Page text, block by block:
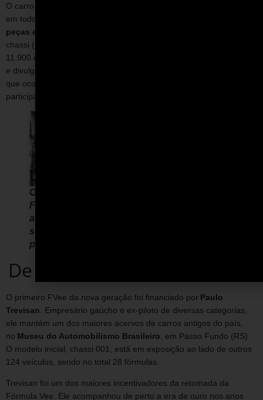
O carro seguiu o mesmo princípio que deu origem à Fórmula Vee
em todo o mundo:
peças e baixo custo de produção e manutenção
chassi (sem motor, câmbio, suspensão e carenagem) custava R$
11.900 e podia ser parcelado em três vezes. A promoção
e divulgação eram feitas em páginas na internet. Ao contrário do
que ocorreu nos anos 1960, desta vez não houve nenhuma
participação da VW.
Chassis produzidos na marcenaria de
Francisco Zurk, em Piracicaba (crédito:
arquivo pessoal Roberto Zullino) e, na
sequência, o logo do chassi Naja, idealizado
pelo ilustrador Ararê Novaes.
De volta para o futuro
O primeiro FVee da nova geração foi financiado por Paulo
Trevisan . Empresário gaúcho e ex-piloto de diversas categorias,
ele mantém um dos maiores acervos de carros antigos do país,
no Museu do Automobilismo Brasileiro , em Passo Fundo (RS).
O modelo inicial, chassi 001, está em exposição ao lado de outros
124 veículos, sendo no total 28 fórmulas.
Trevisan foi um dos maiores incentivadores da retomada da
Fórmula Vee. Ele acompanhou de perto a era de ouro nos anos